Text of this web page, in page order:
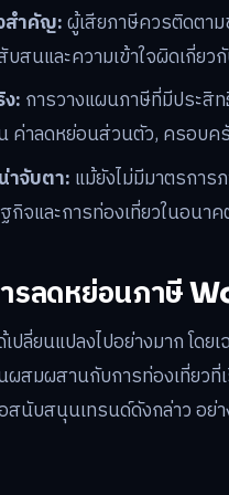
สำคัญ:ผู้เสียภาษีควรติดตา
บสนและความเข้าใจผิดเกี่ย
: การวางแผนภาษีที่มีประสิ
ค่าลดหย่อนส่วนตัว, ครอบค
าจับตา: แม้ยังไม่มีมาตรกา
จและการท่องเที่ยวในอนาค
ารลดหย่อนภาษี
ปลี่ยนแปลงไปอย่างมาก โด
ผสมผสานกับการท่องเที่ยว
นับสนุนเทรนด์ดังกล่าว อย่